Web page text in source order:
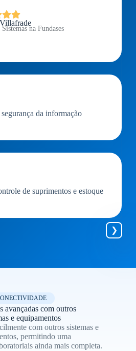
na Fundases
da informação
de suprimentos e estoque
avançadas com outros
e equipamentos
com outros sistemas e
permitindo uma
ainda mais completa.